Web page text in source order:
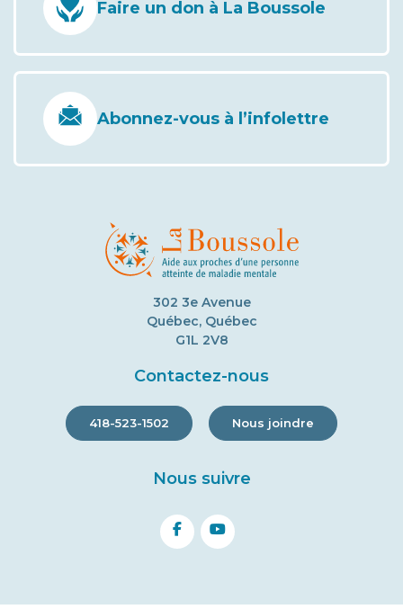
Faire un don à La Boussole
Abonnez-vous à l’infolettre
302 3e Avenue
Québec, Québec
G1L 2V8
Contactez-nous
418-523-1502 Nous joindre
Nous suivre
facebookyoutube